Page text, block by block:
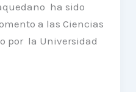
ha sido
a las Ciencias
por la Universidad